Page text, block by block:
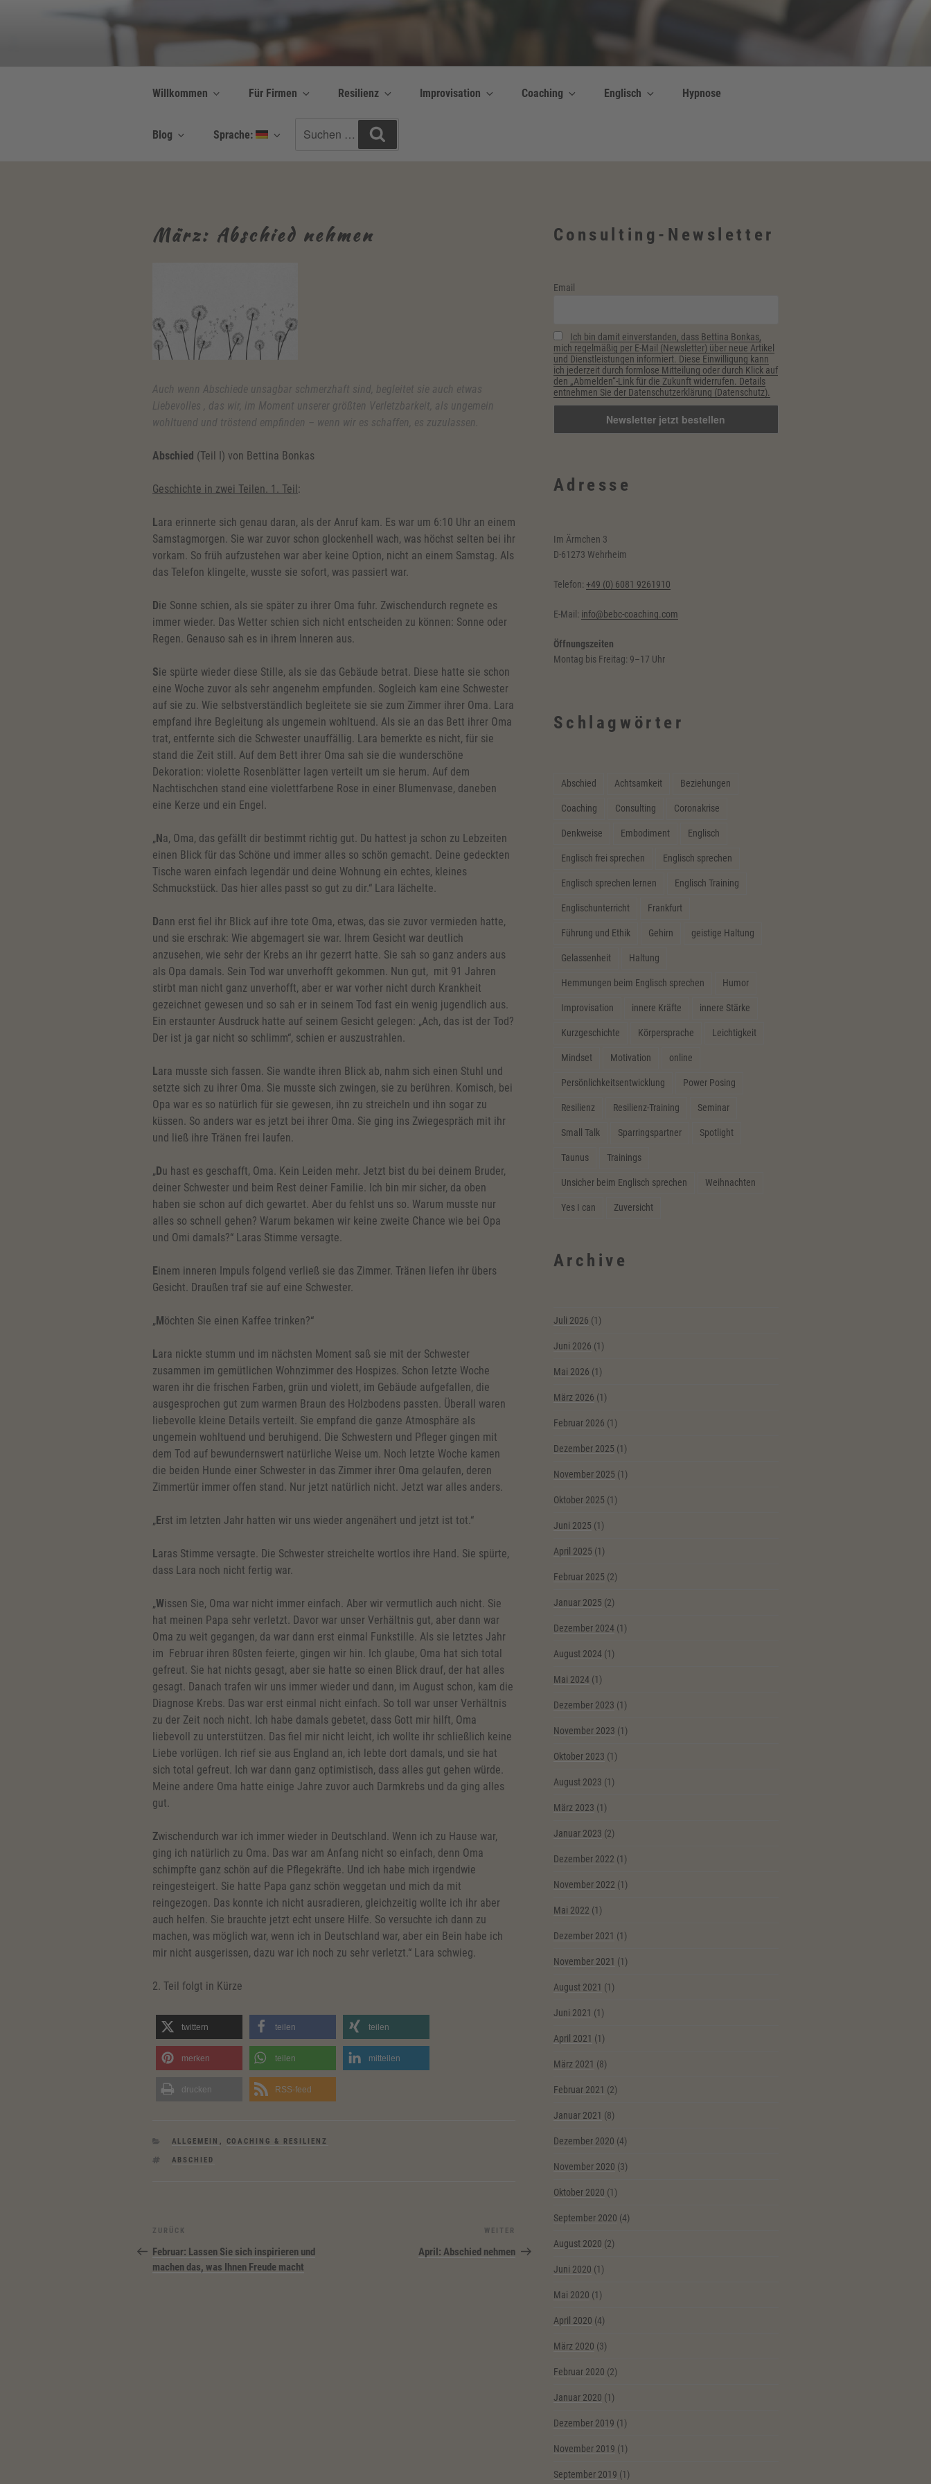
Be Connected by Bettina Bonkas GmbH
Resilienz | Coaching | Englisch + Improvisation
Willkommen Für Firmen Resilienz Improvisation Coaching Englisch Hypnose
Blog Sprache:
nach:
März: Abschied nehmen
Auch wenn Abschiede unsagbar schmerzhaft sind, begleitet sie auch etwas
Liebevolles , das wir, im Moment unserer größten Verletzbarkeit, als ungemein
wohltuend und tröstend empfinden – wenn wir es schaffen, es zuzulassen.
Abschied (Teil I) von Bettina Bonkas
Geschichte in zwei Teilen. 1. Teil:
Lara erinnerte sich genau daran, als der Anruf kam. Es war um 6:10 Uhr an einem
Samstagmorgen. Sie war zuvor schon glockenhell wach, was höchst selten bei ihr
vorkam. So früh aufzustehen war aber keine Option, nicht an einem Samstag. Als
das Telefon klingelte, wusste sie sofort, was passiert war.
Die Sonne schien, als sie später zu ihrer Oma fuhr. Zwischendurch regnete es
immer wieder. Das Wetter schien sich nicht entscheiden zu können: Sonne oder
Regen. Genauso sah es in ihrem Inneren aus.
Sie spürte wieder diese Stille, als sie das Gebäude betrat. Diese hatte sie schon
eine Woche zuvor als sehr angenehm empfunden. Sogleich kam eine Schwester
auf sie zu. Wie selbstverständlich begleitete sie sie zum Zimmer ihrer Oma. Lara
empfand ihre Begleitung als ungemein wohltuend. Als sie an das Bett ihrer Oma
trat, entfernte sich die Schwester unauffällig. Lara bemerkte es nicht, für sie
stand die Zeit still. Auf dem Bett ihrer Oma sah sie die wunderschöne
Dekoration: violette Rosenblätter lagen verteilt um sie herum. Auf dem
Nachtischchen stand eine violettfarbene Rose in einer Blumenvase, daneben
eine Kerze und ein Engel.
„Na, Oma, das gefällt dir bestimmt richtig gut. Du hattest ja schon zu Lebzeiten
einen Blick für das Schöne und immer alles so schön gemacht. Deine gedeckten
Tische waren einfach legendär und deine Wohnung ein echtes, kleines
Schmuckstück. Das hier alles passt so gut zu dir.“ Lara lächelte.
Dann erst fiel ihr Blick auf ihre tote Oma, etwas, das sie zuvor vermieden hatte,
und sie erschrak: Wie abgemagert sie war. Ihrem Gesicht war deutlich
anzusehen, wie sehr der Krebs an ihr gezerrt hatte. Sie sah so ganz anders aus
als Opa damals. Sein Tod war unverhofft gekommen. Nun gut, mit 91 Jahren
stirbt man nicht ganz unverhofft, aber er war vorher nicht durch Krankheit
gezeichnet gewesen und so sah er in seinem Tod fast ein wenig jugendlich aus.
Ein erstaunter Ausdruck hatte auf seinem Gesicht gelegen: „Ach, das ist der Tod?
Der ist ja gar nicht so schlimm“, schien er auszustrahlen.
Lara musste sich fassen. Sie wandte ihren Blick ab, nahm sich einen Stuhl und
setzte sich zu ihrer Oma. Sie musste sich zwingen, sie zu berühren. Komisch, bei
Opa war es so natürlich für sie gewesen, ihn zu streicheln und ihn sogar zu
küssen. So anders war es jetzt bei ihrer Oma. Sie ging ins Zwiegespräch mit ihr
und ließ ihre Tränen frei laufen.
„Du hast es geschafft, Oma. Kein Leiden mehr. Jetzt bist du bei deinem Bruder,
deiner Schwester und beim Rest deiner Familie. Ich bin mir sicher, da oben
haben sie schon auf dich gewartet. Aber du fehlst uns so. Warum musste nur
alles so schnell gehen? Warum bekamen wir keine zweite Chance wie bei Opa
und Omi damals?“ Laras Stimme versagte.
Einem inneren Impuls folgend verließ sie das Zimmer. Tränen liefen ihr übers
Gesicht. Draußen traf sie auf eine Schwester.
„Möchten Sie einen Kaffee trinken?“
Lara nickte stumm und im nächsten Moment saß sie mit der Schwester
zusammen im gemütlichen Wohnzimmer des Hospizes. Schon letzte Woche
waren ihr die frischen Farben, grün und violett, im Gebäude aufgefallen, die
ausgesprochen gut zum warmen Braun des Holzbodens passten. Überall waren
liebevolle kleine Details verteilt. Sie empfand die ganze Atmosphäre als
ungemein wohltuend und beruhigend. Die Schwestern und Pfleger gingen mit
dem Tod auf bewundernswert natürliche Weise um. Noch letzte Woche kamen
die beiden Hunde einer Schwester in das Zimmer ihrer Oma gelaufen, deren
Zimmertür immer offen stand. Nur jetzt natürlich nicht. Jetzt war alles anders.
„Erst im letzten Jahr hatten wir uns wieder angenähert und jetzt ist tot.“
Laras Stimme versagte. Die Schwester streichelte wortlos ihre Hand. Sie spürte,
dass Lara noch nicht fertig war.
„Wissen Sie, Oma war nicht immer einfach. Aber wir vermutlich auch nicht. Sie
hat meinen Papa sehr verletzt. Davor war unser Verhältnis gut, aber dann war
Oma zu weit gegangen, da war dann erst einmal Funkstille. Als sie letztes Jahr
im Februar ihren 80sten feierte, gingen wir hin. Ich glaube, Oma hat sich total
gefreut. Sie hat nichts gesagt, aber sie hatte so einen Blick drauf, der hat alles
gesagt. Danach trafen wir uns immer wieder und dann, im August schon, kam die
Diagnose Krebs. Das war erst einmal nicht einfach. So toll war unser Verhältnis
zu der Zeit noch nicht. Ich habe damals gebetet, dass Gott mir hilft, Oma
liebevoll zu unterstützen. Das fiel mir nicht leicht, ich wollte ihr schließlich keine
Liebe vorlügen. Ich rief sie aus England an, ich lebte dort damals, und sie hat
sich total gefreut. Ich war dann ganz optimistisch, dass alles gut gehen würde.
Meine andere Oma hatte einige Jahre zuvor auch Darmkrebs und da ging alles
gut.
Zwischendurch war ich immer wieder in Deutschland. Wenn ich zu Hause war,
ging ich natürlich zu Oma. Das war am Anfang nicht so einfach, denn Oma
schimpfte ganz schön auf die Pflegekräfte. Und ich habe mich irgendwie
reingesteigert. Sie hatte Papa ganz schön weggetan und mich da mit
reingezogen. Das konnte ich nicht ausradieren, gleichzeitig wollte ich ihr aber
auch helfen. Sie brauchte jetzt echt unsere Hilfe. So versuchte ich dann zu
machen, was möglich war, wenn ich in Deutschland war, aber ein Bein habe ich
mir nicht ausgerissen, dazu war ich noch zu sehr verletzt.“ Lara schwieg.
2. Teil folgt in Kürze
twittern teilen teilen
merken teilen mitteilen
drucken RSS-feed
KATEGORIEN
ALLGEMEIN , COACHING & RESILIENZ
SCHLAGWÖRTER
ABSCHIED
Beitragsnavigation
Vorheriger
Beitrag
ZURÜCK
Februar: Lassen Sie sich inspirieren und
machen das, was Ihnen Freude macht
Beitrag
WEITER
April: Abschied nehmen
Consulting-Newsletter
Email
Ich bin damit einverstanden, dass Bettina Bonkas,
mich regelmäßig per E-Mail (Newsletter) über neue Artikel
und Dienstleistungen informiert. Diese Einwilligung kann
ich jederzeit durch formlose Mitteilung oder durch Klick auf
den „Abmelden“-Link für die Zukunft widerrufen. Details
entnehmen Sie der Datenschutzerklärung (Datenschutz).
Adresse
Im Ärmchen 3
D-61273 Wehrheim
Telefon: +49 (0) 6081 9261910
E-Mail: info@bebc-coaching.com
Öffnungszeiten
Montag bis Freitag: 9–17 Uhr
Schlagwörter
Abschied Achtsamkeit Beziehungen
Coaching Consulting Coronakrise
Denkweise Embodiment Englisch
Englisch frei sprechen Englisch sprechen
Englisch sprechen lernen Englisch Training
Englischunterricht Frankfurt
Führung und Ethik Gehirn geistige Haltung
Gelassenheit Haltung
Hemmungen beim Englisch sprechen Humor
Improvisation innere Kräfte innere Stärke
Kurzgeschichte Körpersprache Leichtigkeit
Mindset Motivation online
Persönlichkeitsentwicklung Power Posing
Resilienz Resilienz-Training Seminar
Small Talk Sparringspartner Spotlight
Taunus Trainings
Unsicher beim Englisch sprechen Weihnachten
Yes I can Zuversicht
Archive
Juli 2026 (1)
Juni 2026 (1)
Mai 2026 (1)
März 2026 (1)
Februar 2026 (1)
Dezember 2025 (1)
November 2025 (1)
Oktober 2025 (1)
Juni 2025 (1)
April 2025 (1)
Februar 2025 (2)
Januar 2025 (2)
Dezember 2024(1)
August 2024(1)
Mai 2024(1)
Dezember 2023 (1)
November 2023 (1)
Oktober 2023 (1)
August 2023 (1)
März 2023 (1)
Januar 2023 (2)
Dezember 2022 (1)
November 2022 (1)
Mai 2022 (1)
Dezember 2021 (1)
November 2021 (1)
August 2021 (1)
Juni 2021 (1)
April 2021 (1)
März 2021 (8)
Februar 2021 (2)
Januar 2021 (8)
Dezember 2020 (4)
November 2020 (3)
Oktober 2020 (1)
September 2020 (4)
August 2020 (2)
Juni 2020 (1)
Mai 2020 (1)
April 2020 (4)
März 2020 (3)
Februar 2020 (2)
Januar 2020 (1)
Dezember 2019 (1)
November 2019 (1)
September 2019 (1)